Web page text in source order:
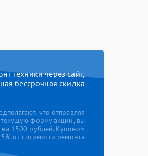
техники через сайт,
бессрочная скидка
что отправляя
текущую форму акции, вы
на 1500 рублей. Купоном
от стоимости ремонта